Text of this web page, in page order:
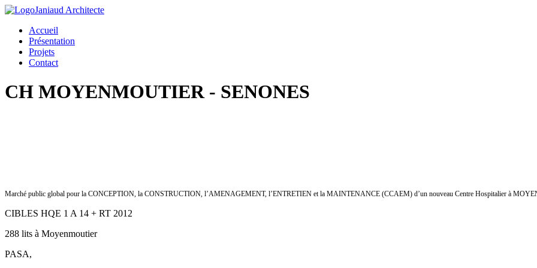
Janiaud Architecte
Accueil
Présentation
Projets
Contact
CH MOYENMOUTIER - SENONES
Marché public global pour la CONCEPTION, la CONSTRUCTION, l’AMENAGEMENT, l’ENTRETIEN et la MAINTENANCE (CCAEM) d’un nouveau Centre Hospitalier à
CIBLES HQE 1 A 14 + RT 2012
288 lits à Moyenmoutier
PASA,